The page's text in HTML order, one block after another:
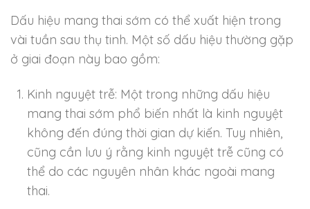
Dấu hiệu mang thai sớm có thể xuất hiện trong
vài tuần sau thụ tinh. Một số dấu hiệu thường gặp
ở giai đoạn này bao gồm:
Kinh nguyệt trễ: Một trong những dấu hiệu
mang thai sớm phổ biến nhất là kinh nguyệt
không đến đúng thời gian dự kiến. Tuy nhiên,
cũng cần lưu ý rằng kinh nguyệt trễ cũng có
thể do các nguyên nhân khác ngoài mang
thai.